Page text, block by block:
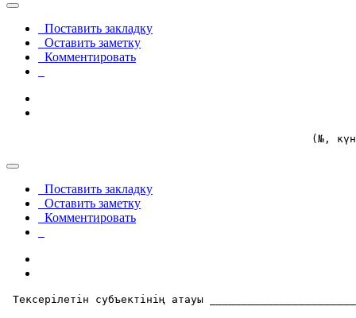
Поставить закладку
Оставить заметку
Комментировать
(№,
Поставить закладку
Оставить заметку
Комментировать
Тексерілетін субъектiнiң атауы